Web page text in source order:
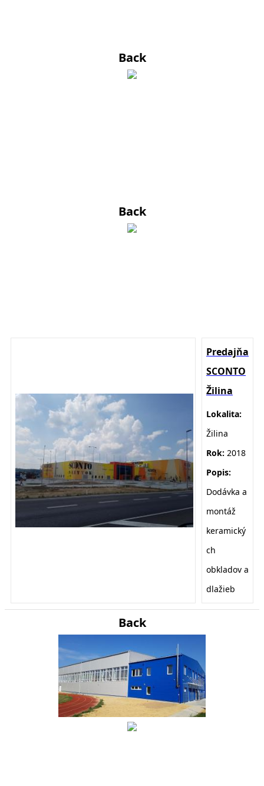
Back
Back
Predajňa
SCONTO
Žilina
Lokalita:
Žilina
Rok: 2018
Popis:
Dodávka a
montáž
keramický
ch
obkladov a
dlažieb
Back